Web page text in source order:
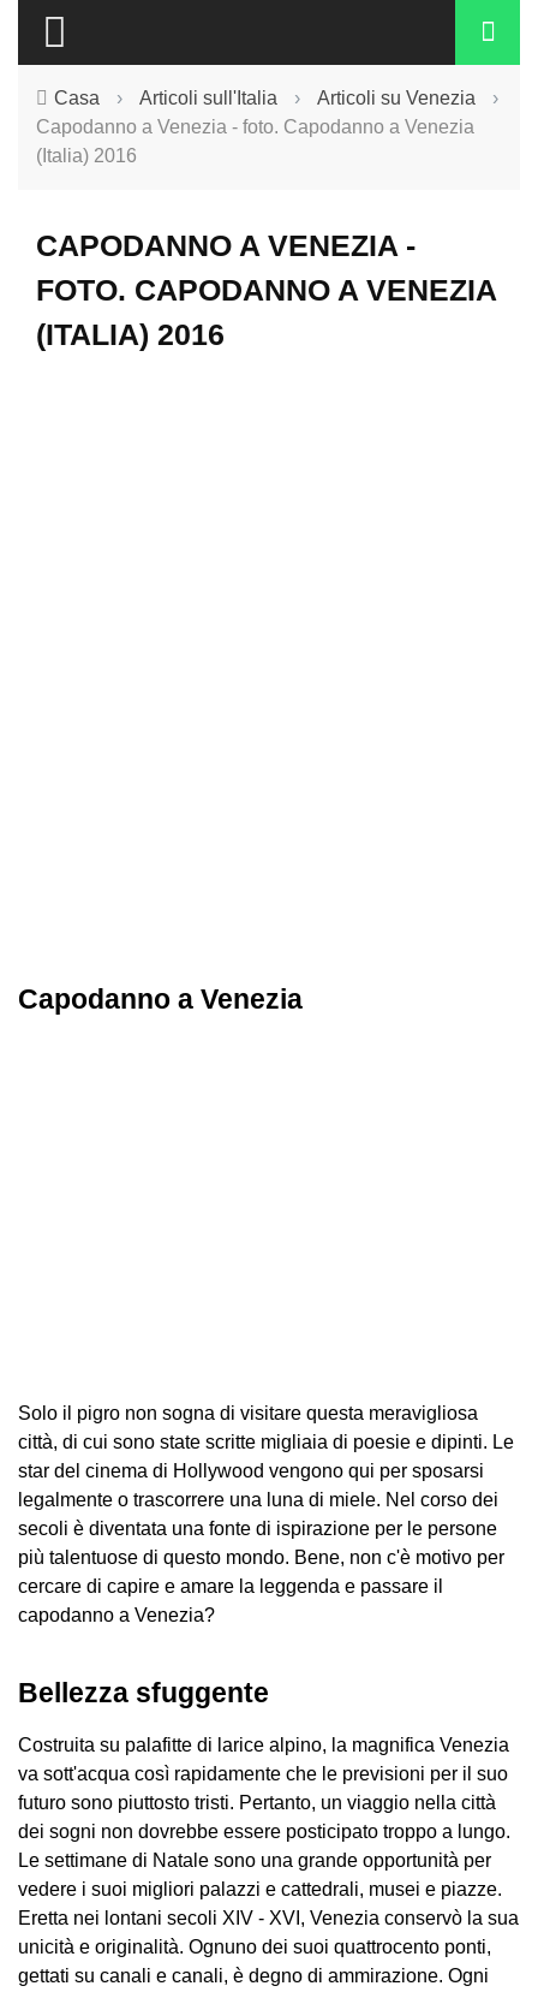
Casa › Articoli sull'Italia › Articoli su Venezia
›
Capodanno a Venezia - foto. Capodanno a Venezia
(Italia) 2016
CAPODANNO A VENEZIA -
FOTO. CAPODANNO A VENEZIA
(ITALIA) 2016
Capodanno a Venezia
Solo il pigro non sogna di visitare questa meravigliosa
città, di cui sono state scritte migliaia di poesie e dipinti. Le
star del cinema di Hollywood vengono qui per sposarsi
legalmente o trascorrere una luna di miele. Nel corso dei
secoli è diventata una fonte di ispirazione per le persone
più talentuose di questo mondo. Bene, non c'è motivo per
cercare di capire e amare la leggenda e passare il
capodanno a Venezia?
Bellezza sfuggente
Costruita su palafitte di larice alpino, la magnifica Venezia
va sott'acqua così rapidamente che le previsioni per il suo
futuro sono piuttosto tristi. Pertanto, un viaggio nella città
dei sogni non dovrebbe essere posticipato troppo a lungo.
Le settimane di Natale sono una grande opportunità per
vedere i suoi migliori palazzi e cattedrali, musei e piazze.
Eretta nei lontani secoli XIV - XVI, Venezia conservò la sua
unicità e originalità. Ognuno dei suoi quattrocento ponti,
gettati su canali e canali, è degno di ammirazione. Ogni